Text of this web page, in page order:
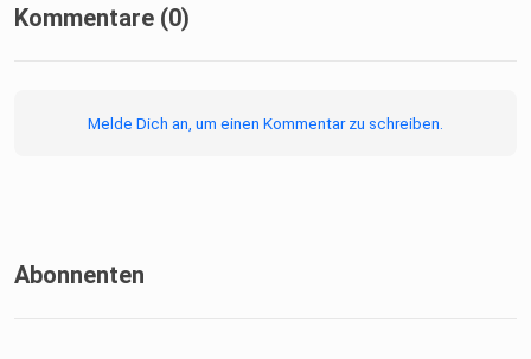
Kommentare (0)
Melde Dich an, um einen Kommentar zu schreiben.
Abonnenten